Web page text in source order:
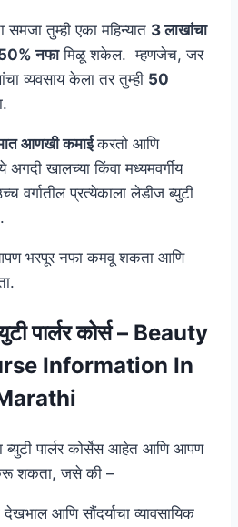
समजा तुम्ही एका महिन्यात 3 लाखांचा
नफामिळू शकेल. म्हणजेच, जर
व्यवसाय केला तर तुम्ही 50
आणखी कमाईकरतो आणि
खालच्या किंवा मध्यमवर्गीय
वर्गातील प्रत्येकाला लेडीज ब्युटी
भरपूर नफा कमवू शकता आणि
पार्लर कोर्स – Beauty
Information In
ब्युटी पार्लर कोर्सेस आहेत आणि आपण
करू शकता, जसे की –
देखभाल आणि सौंदर्याचा व्यावसायिक